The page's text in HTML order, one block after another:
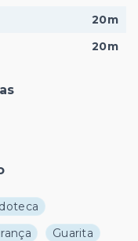
Guarita
20m
20m